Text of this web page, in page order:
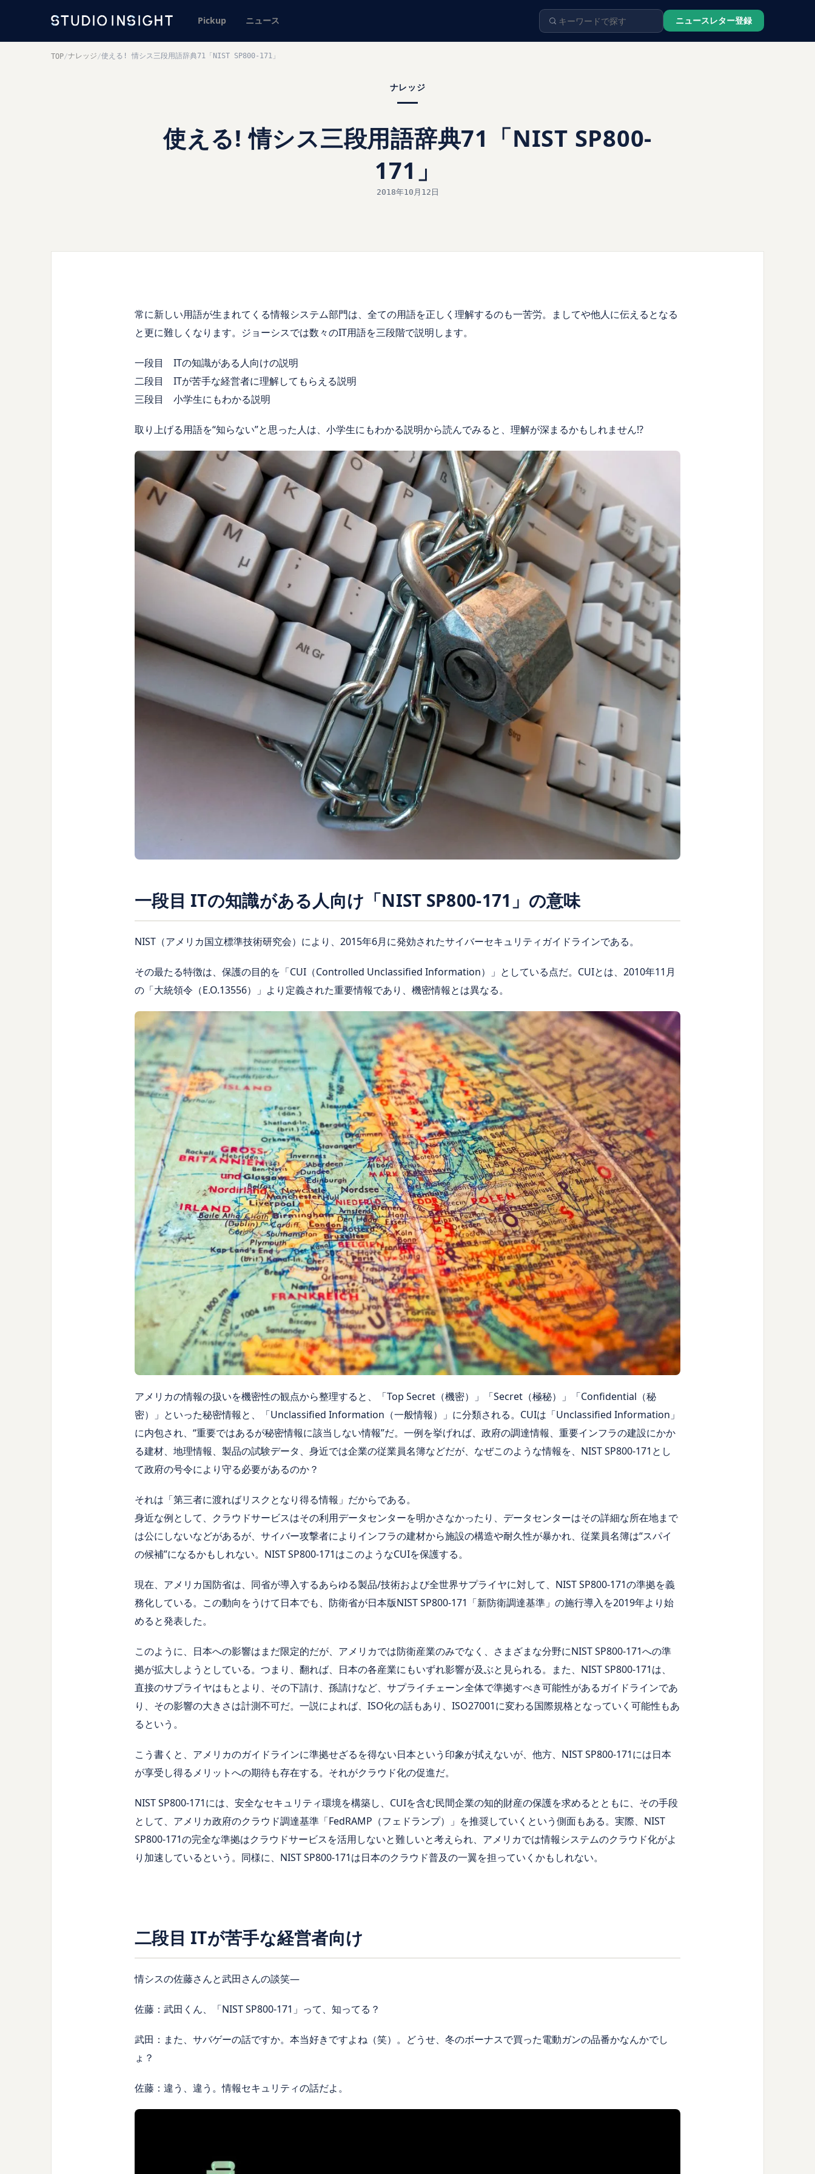
Pickup ニュース ニュースレター登録
TOP/ナレッジ /使える! 情シス三段用語辞典71「NIST SP800-171」
ナレッジ
使える! 情シス三段用語辞典71「NIST SP800-
171」
2018年10月12日
常に新しい用語が生まれてくる情報システム部門は、全ての用語を正しく理解するのも一苦労。ましてや他人に伝えるとなる
と更に難しくなります。ジョーシスでは数々のIT用語を三段階で説明します。
一段目 ITの知識がある人向けの説明
二段目 ITが苦手な経営者に理解してもらえる説明
三段目 小学生にもわかる説明
取り上げる用語を“知らない”と思った人は、小学生にもわかる説明から読んでみると、理解が深まるかもしれません!?
一段目 ITの知識がある人向け「NIST SP800-171」の意味
NIST（アメリカ国立標準技術研究会）により、2015年6月に発効されたサイバーセキュリティガイドラインである。
その最たる特徴は、保護の目的を「CUI（Controlled Unclassified Information）」としている点だ。CUIとは、2010年11月
の「大統領令（E.O.13556）」より定義された重要情報であり、機密情報とは異なる。
アメリカの情報の扱いを機密性の観点から整理すると、「Top Secret（機密）」「Secret（極秘）」「Confidential（秘
密）」といった秘密情報と、「Unclassified Information（一般情報）」に分類される。CUIは「Unclassified Information」
に内包され、“重要ではあるが秘密情報に該当しない情報”だ。一例を挙げれば、政府の調達情報、重要インフラの建設にかか
る建材、地理情報、製品の試験データ、身近では企業の従業員名簿などだが、なぜこのような情報を、NIST SP800-171とし
て政府の号令により守る必要があるのか？
それは「第三者に渡ればリスクとなり得る情報」だからである。
身近な例として、クラウドサービスはその利用データセンターを明かさなかったり、データセンターはその詳細な所在地まで
は公にしないなどがあるが、サイバー攻撃者によりインフラの建材から施設の構造や耐久性が暴かれ、従業員名簿は“スパイ
の候補”になるかもしれない。NIST SP800-171はこのようなCUIを保護する。
現在、アメリカ国防省は、同省が導入するあらゆる製品/技術および全世界サプライヤに対して、NIST SP800-171の準拠を義
務化している。この動向をうけて日本でも、防衛省が日本版NIST SP800-171「新防衛調達基準」の施行導入を2019年より始
めると発表した。
このように、日本への影響はまだ限定的だが、アメリカでは防衛産業のみでなく、さまざまな分野にNIST SP800-171への準
拠が拡大しようとしている。つまり、翻れば、日本の各産業にもいずれ影響が及ぶと見られる。また、NIST SP800-171は、
直接のサプライヤはもとより、その下請け、孫請けなど、サプライチェーン全体で準拠すべき可能性があるガイドラインであ
り、その影響の大きさは計測不可だ。一説によれば、ISO化の話もあり、ISO27001に変わる国際規格となっていく可能性もあ
るという。
こう書くと、アメリカのガイドラインに準拠せざるを得ない日本という印象が拭えないが、他方、NIST SP800-171には日本
が享受し得るメリットへの期待も存在する。それがクラウド化の促進だ。
NIST SP800-171には、安全なセキュリティ環境を構築し、CUIを含む民間企業の知的財産の保護を求めるとともに、その手段
として、アメリカ政府のクラウド調達基準「FedRAMP（フェドランプ）」を推奨していくという側面もある。実際、NIST
SP800-171の完全な準拠はクラウドサービスを活用しないと難しいと考えられ、アメリカでは情報システムのクラウド化がよ
り加速しているという。同様に、NIST SP800-171は日本のクラウド普及の一翼を担っていくかもしれない。
二段目 ITが苦手な経営者向け
情シスの佐藤さんと武田さんの談笑—
佐藤：武田くん、「NIST SP800-171」って、知ってる？
武田：また、サバゲーの話ですか。本当好きですよね（笑）。どうせ、冬のボーナスで買った電動ガンの品番かなんかでし
ょ？
佐藤：違う、違う。情報セキュリティの話だよ。